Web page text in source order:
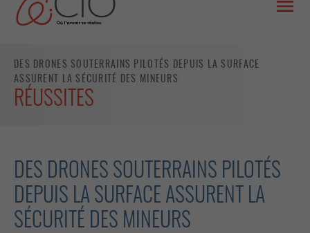
DES DRONES SOUTERRAINS PILOTÉS DEPUIS LA SURFACE
ASSURENT LA SÉCURITÉ DES MINEURS
RÉUSSITES
DES DRONES SOUTERRAINS PILOTÉS
DEPUIS LA SURFACE ASSURENT LA
SÉCURITÉ DES MINEURS